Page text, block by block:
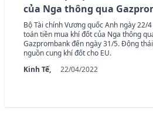
của Nga thông qua
Bộ Tài chính Vương quốc Anh ngày 22/
toán tiền mua khí đốt của Nga thông
Gazprombank đến ngày 31/5. Động
nguồn cung khí đốt cho EU.
Kinh Tế,
22/04/2022